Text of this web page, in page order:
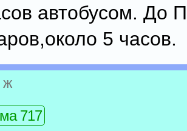
автобусом. До
5 часов.
ж
717